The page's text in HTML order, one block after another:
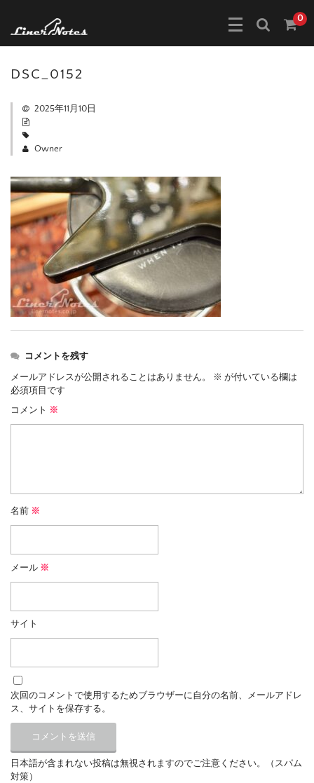
0
DSC_0152
2025年11月10日
Owner
コメントを残す
メールアドレスが公開されることはありません。 ※ が付いている欄は
必須項目です
コメント ※
名前 ※
メール ※
サイト
次回のコメントで使用するためブラウザーに自分の名前、メールアドレ
ス、サイトを保存する。
日本語が含まれない投稿は無視されますのでご注意ください。（スパム
対策）